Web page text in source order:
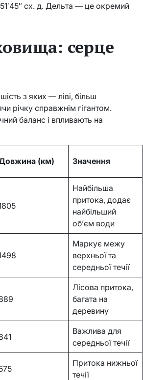
сх. д. Дельта — це окремий
серце
з яких — ліві, більш
річку справжнім гігантом.
баланс і впливають на
(км) Значення
Найбільша
притока, додає
найбільший
об’єм води
Маркує межу
верхньої та
середньої течії
Лісова притока,
багата на
деревину
Важлива для
середньої течії
Притока нижньої
течії